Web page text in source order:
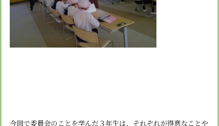
今回で委員会のことを学んだ３年生は、それぞれが得意なことや